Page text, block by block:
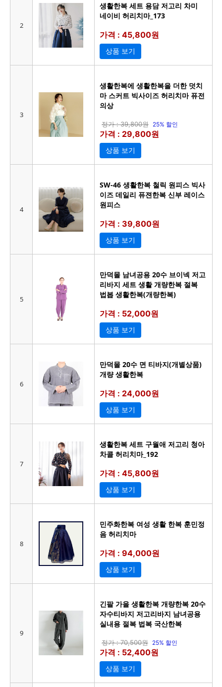
2
생활한복 세트 용담 저고리 차미
네이비 허리치마_173
가격 : 45,800원
상품 보기
3
생활한복에 생활한복을 더한 덧치
마 스커트 빅사이즈 허리치마 퓨전
의상
정가 : 39,800원 25% 할인
가격 : 29,800원
상품 보기
4
SW-46 생활한복 철릭 원피스 빅사
이즈 데일리 퓨젼한복 신부 레이스
원피스
가격 : 39,800원
상품 보기
5
만덕몰 남녀공용 20수 브이넥 저고
리바지 세트 생활 개량한복 절복
법봅 생활한복(개량한복)
가격 : 52,000원
상품 보기
6
만덕몰 20수 면 티바지(개별상품)
개량 생활한복
가격 : 24,000원
상품 보기
7
생활한복 세트 구월애 저고리 청아
차콜 허리치마_192
가격 : 45,800원
상품 보기
8
민주화한복 여성 생활 한복 훈민정
음 허리치마
가격 : 94,000원
상품 보기
9
긴팔 가을 생활한복 개량한복 20수
자수티바지 저고리바지 남녀공용
실내용 절복 법복 국산한복
정가 : 70,500원 25% 할인
가격 : 52,400원
상품 보기